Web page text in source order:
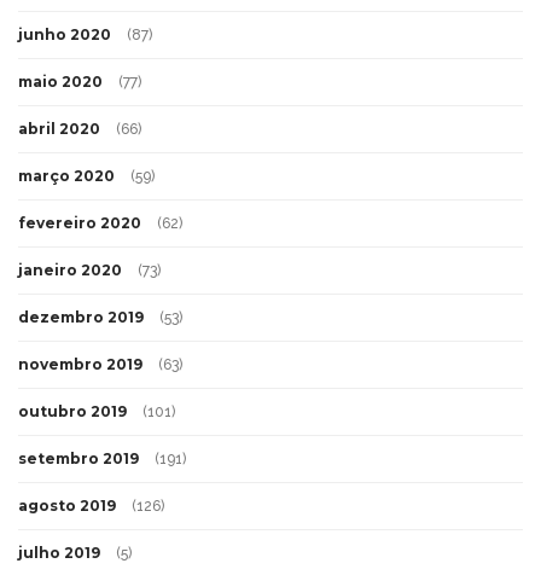
junho 2020 (87)
maio 2020 (77)
abril 2020 (66)
março 2020 (59)
fevereiro 2020 (62)
janeiro 2020 (73)
dezembro 2019 (53)
novembro 2019 (63)
outubro 2019 (101)
setembro 2019 (191)
agosto 2019 (126)
julho 2019 (5)